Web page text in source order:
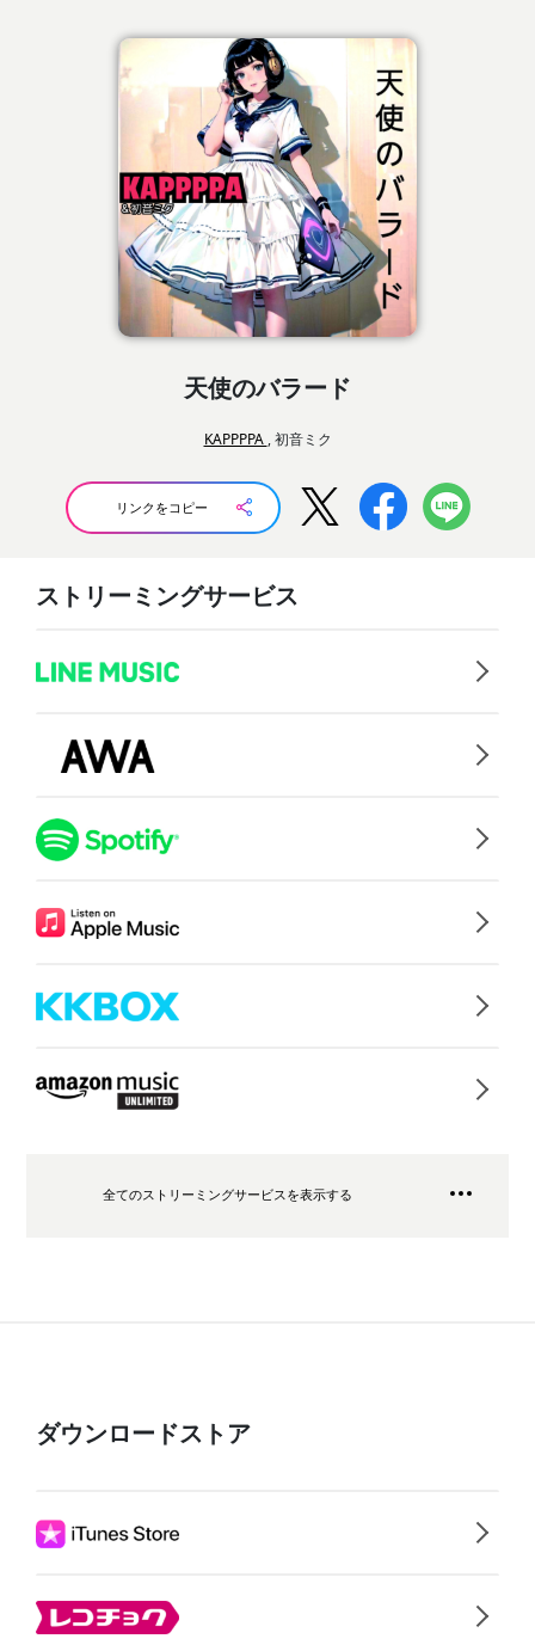
天使のバラード
KAPPPPA , 初音ミク
リンクをコピー
ストリーミングサービス
全てのストリーミングサービスを表示する
ダウンロードストア